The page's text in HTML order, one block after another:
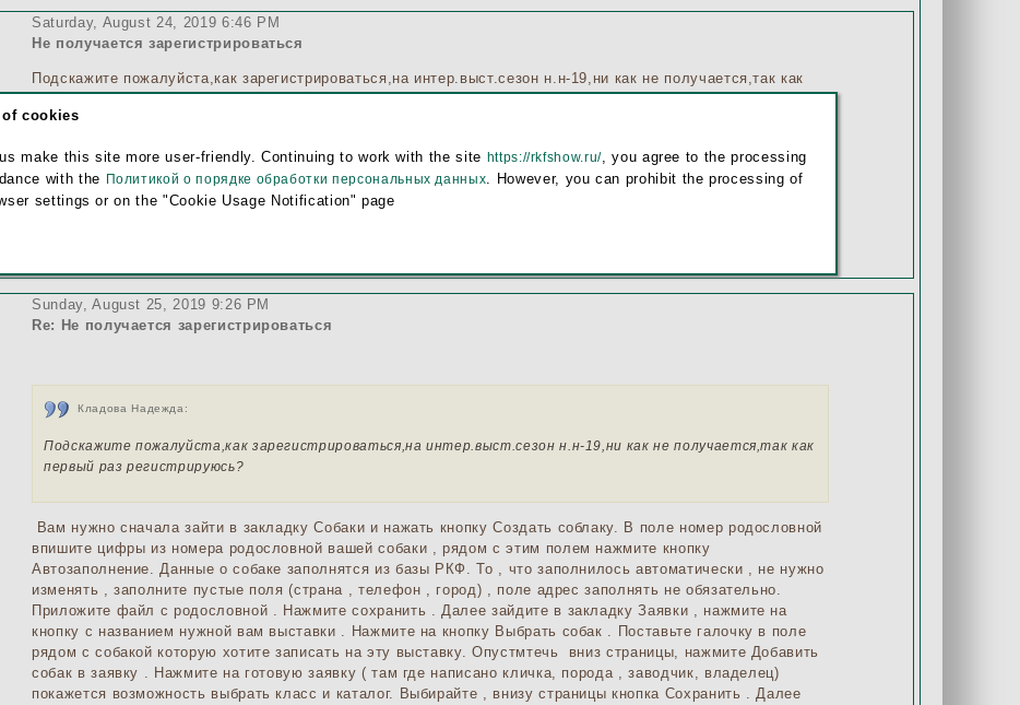
Saturday, August 24, 2019 6:46 PM
Не получается зарегистрироваться
Подскажите пожалуйста,как зарегистрироваться,на интер.выст.сезон н.н-19,ни как не получается,так как
первый раз регистрируюсь?
Sunday, August 25, 2019 9:26 PM
Re: Не получается зарегистрироваться
Кладова Надежда:
Подскажите пожалуйста,как зарегистрироваться,на интер.выст.сезон н.н-19,ни как не получается,так как
первый раз регистрируюсь?
Вам нужно сначала зайти в закладку Собаки и нажать кнопку Создать соблаку. В поле номер родословной
впишите цифры из номера родословной вашей собаки , рядом с этим полем нажмите кнопку
Автозаполнение. Данные о собаке заполнятся из базы РКФ. То , что заполнилось автоматически , не нужно
изменять , заполните пустые поля (страна , телефон , город) , поле адрес заполнять не обязательно.
Приложите файл с родословной . Нажмите сохранить . Далее зайдите в закладку Заявки , нажмите на
кнопку с названием нужной вам выставки . Нажмите на кнопку Выбрать собак . Поставьте галочку в поле
рядом с собакой которую хотите записать на эту выставку. Опустмтечь вниз страницы, нажмите Добавить
собак в заявку . Нажмите на готовую заявку ( там где написано кличка, порода , заводчик, владелец)
покажется возможность выбрать класс и каталог. Выбирайте , внизу страницы кнопка Сохранить . Далее
cookies
make this site more user-friendly. Continuing to work with the site https://rkfshow.ru/, you agree to the processing
with the Политикой о порядке обработки персональных данных. However, you can prohibit the processing of
settings or on the "Cookie Usage Notification" page